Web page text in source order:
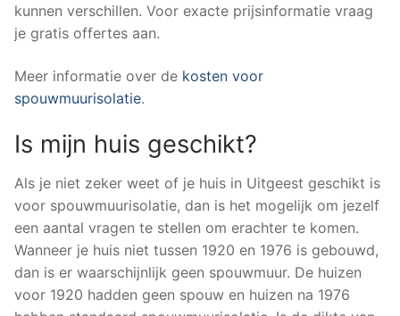
kunnen verschillen. Voor exacte prijsinformatie vraag
je gratis offertes aan.
Meer informatie over de kosten voor
spouwmuurisolatie.
Is mijn huis geschikt?
Als je niet zeker weet of je huis in Uitgeest geschikt is
voor spouwmuurisolatie, dan is het mogelijk om jezelf
een aantal vragen te stellen om erachter te komen.
Wanneer je huis niet tussen 1920 en 1976 is gebouwd,
dan is er waarschijnlijk geen spouwmuur. De huizen
voor 1920 hadden geen spouw en huizen na 1976